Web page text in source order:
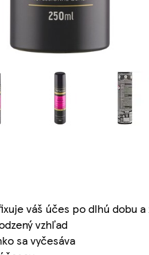
váš účes po dlhú
vzhľad
sa vyčesáva